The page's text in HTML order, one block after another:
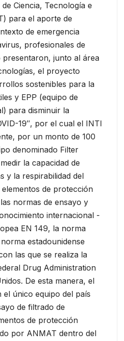
Ciencia, Tecnología e
para el aporte de
de emergencia
profesionales de
presentaron, junto al área
el proyecto
sostenibles para la
y EPP (equipo de
para disminuir la
19″, por el cual el INTI
por un monto de 100
denominado Filter
la capacidad de
y la respirabilidad del
de protección
normas de ensayo y
internacional -
EN 149, la norma
estadounidense
las que se realiza la
Drug Administration
De esta manera, el
único equipo del país
de filtrado de
de protección
por ANMAT dentro del